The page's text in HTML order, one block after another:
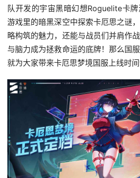
队开发的宇宙黑暗幻想Roguelite卡
游戏里的暗黑深空中探索卡厄思之谜
略构筑的魅力，还能与战员们并肩作
与脑力成为拯救命运的底牌！那么国
就为大家带来卡厄思梦境国服上线时间